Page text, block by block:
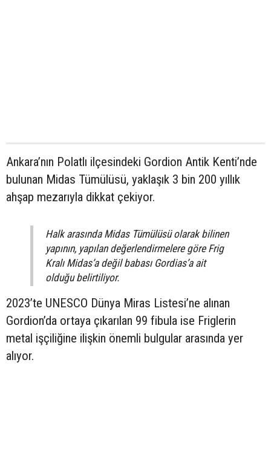
Ankara’nın Polatlı ilçesindeki Gordion Antik Kenti’nde
bulunan Midas Tümülüsü, yaklaşık 3 bin 200 yıllık
ahşap mezarıyla dikkat çekiyor.
Halk arasında Midas Tümülüsü olarak bilinen
yapının, yapılan değerlendirmelere göre Frig
Kralı Midas’a değil babası Gordias’a ait
olduğu belirtiliyor.
2023’te UNESCO Dünya Miras Listesi’ne alınan
Gordion’da ortaya çıkarılan 99 fibula ise Friglerin
metal işçiliğine ilişkin önemli bulgular arasında yer
alıyor.